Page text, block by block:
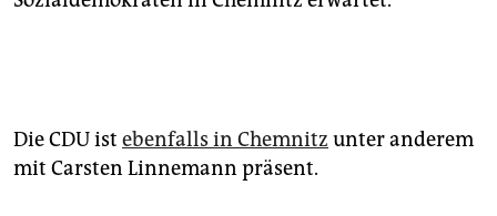
Die CDU ist ebenfalls in Chemnitz unter anderem
mit Carsten Linnemann präsent.